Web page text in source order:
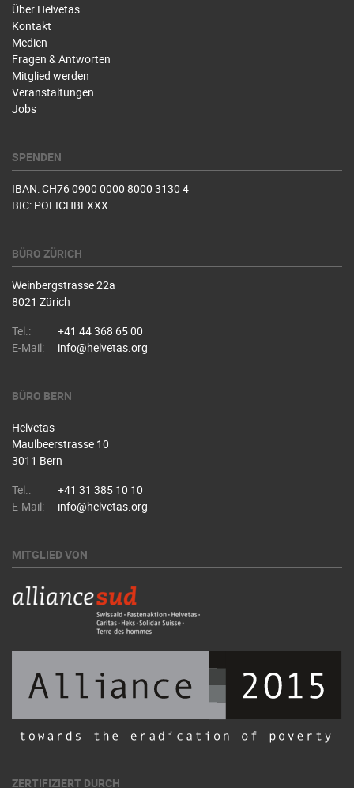
Über Helvetas
Kontakt
Medien
Fragen & Antworten
Mitglied werden
Veranstaltungen
Jobs
SPENDEN
IBAN: CH76 0900 0000 8000 3130 4
BIC: POFICHBEXXX
BÜRO ZÜRICH
Weinbergstrasse 22a
8021 Zürich
Tel.:
+41 44 368 65 00
E-Mail:
info@helvetas.org
BÜRO BERN
Helvetas
Maulbeerstrasse 10
3011 Bern
Tel.:
+41 31 385 10 10
E-Mail:
info@helvetas.org
MITGLIED VON
ZERTIFIZIERT DURCH